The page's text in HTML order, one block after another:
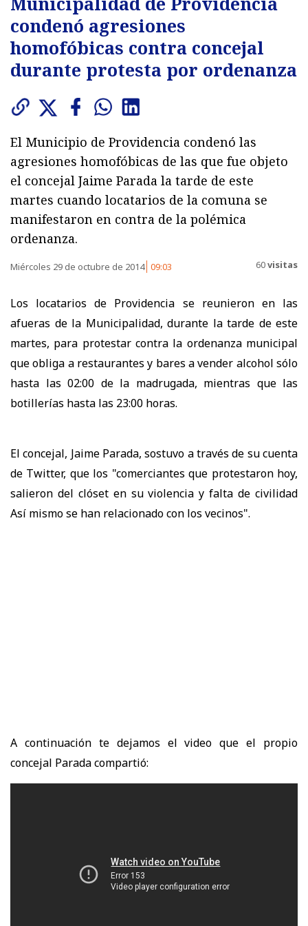
condenó agresiones
homofóbicas contra concejal
durante protesta por ordenanza
El Municipio de Providencia condenó las
agresiones homofóbicas de las que fue objeto
el concejal Jaime Parada la tarde de este
martes cuando locatarios de la comuna se
manifestaron en contra de la polémica
ordenanza.
Miércoles 29 de octubre de 2014 09:03 60visitas
Los locatarios de Providencia se reunieron en las
afueras de la Municipalidad, durante la tarde de este
martes, para protestar contra la ordenanza municipal
que obliga a restaurantes y bares a vender alcohol sólo
hasta las 02:00 de la madrugada, mientras que las
botillerías hasta las 23:00 horas.
El concejal, Jaime Parada, sostuvo a través de su cuenta
de Twitter, que los "comerciantes que protestaron hoy,
salieron del clóset en su violencia y falta de civilidad
Así mismo se han relacionado con los vecinos".
A continuación te dejamos el video que el propio
concejal Parada compartió: